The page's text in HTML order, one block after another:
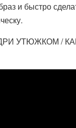
и быстро
УТЮЖКОМ /